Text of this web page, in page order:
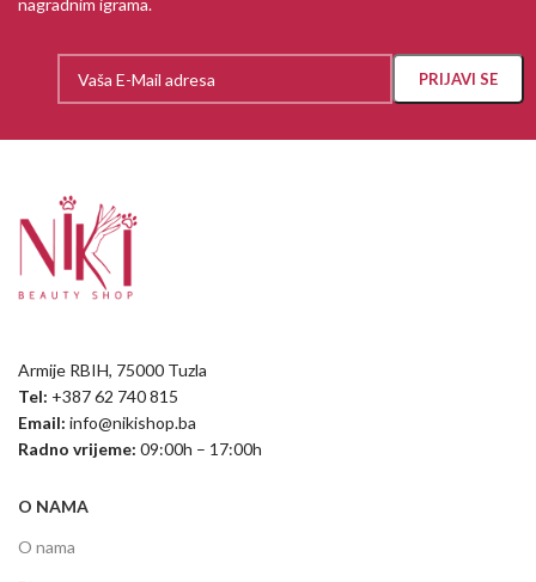
nagradnim igrama.
Armije RBIH, 75000 Tuzla
Tel: +387 62 740 815
Email: info@nikishop.ba
Radno vrijeme: 09:00h – 17:00h
O NAMA
O nama